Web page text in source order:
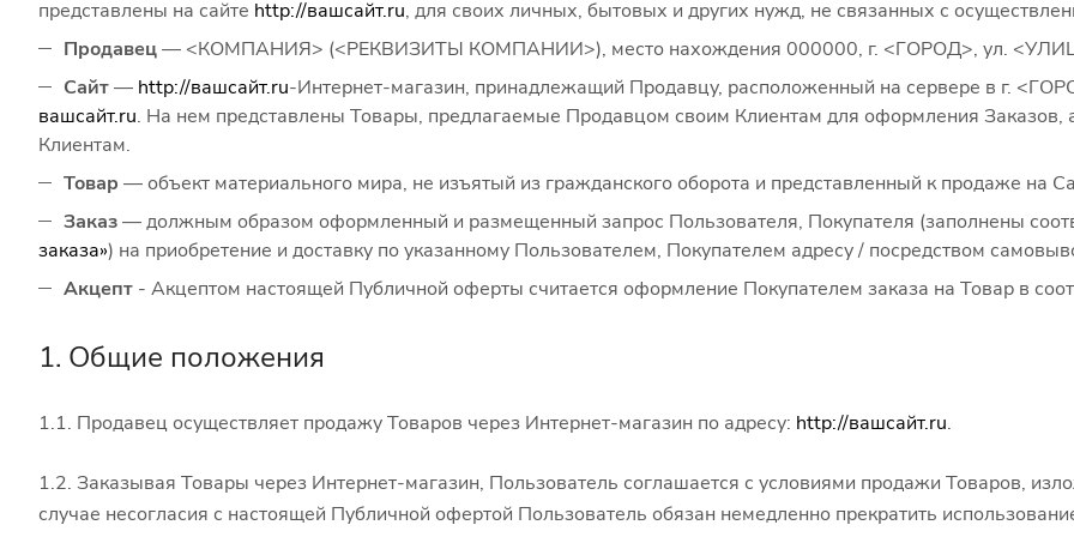
представлены на сайте http://вашсайт.ru, для своих личных, бытовых и других нужд, не связанных с
Продавец— <КОМПАНИЯ> (<РЕКВИЗИТЫ КОМПАНИИ>), место нахождения 000000, г. <ГОРОД>, ул.
Сайт— http://вашсайт.ru-Интернет-магазин, принадлежащий Продавцу, расположенный на сервере в г.
вашсайт.ru. На нем представлены Товары, предлагаемые Продавцом своим Клиентам для оформления Заказов,
Клиентам.
Товар — объект материального мира, не изъятый из гражданского оборота и представленный к продаже на
Заказ— должным образом оформленный и размещенный запрос Пользователя, Покупателя (заполнены
заказа») на приобретение и доставку по указанному Пользователем, Покупателем адресу / посредством
Акцепт - Акцептом настоящей Публичной оферты считается оформление Покупателем заказа на Товар в
1. Общие положения
1.1. Продавец осуществляет продажу Товаров через Интернет-магазин по адресу: http://вашсайт.ru.
1.2. Заказывая Товары через Интернет-магазин, Пользователь соглашается с условиями продажи Товаров,
случае несогласия с настоящей Публичной офертой Пользователь обязан немедленно прекратить